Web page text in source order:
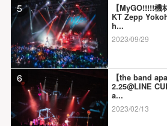
5
【MyGO!!!!!機
KT Zepp
h...
2023/09/29
6
【the band
2.25@LINE
a...
2023/02/13